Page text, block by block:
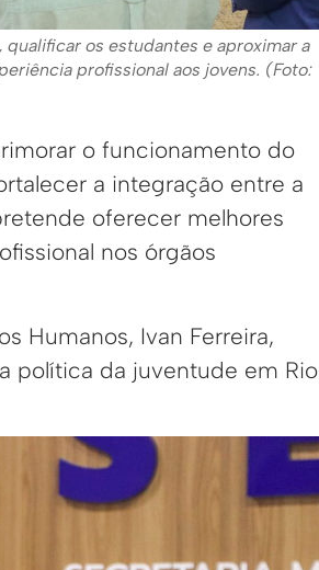
os estudantes e aproximar a
profissional aos jovens. (Foto:
o funcionamento do
a integração entre a
oferecer melhores
nos órgãos
Humanos, Ivan Ferreira,
política da juventude em Rio